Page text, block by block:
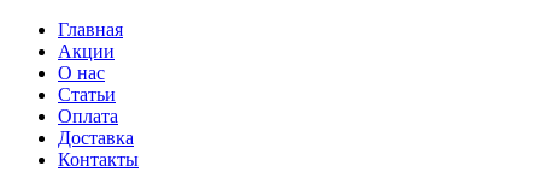
Главная
Акции
О нас
Статьи
Оплата
Доставка
Контакты